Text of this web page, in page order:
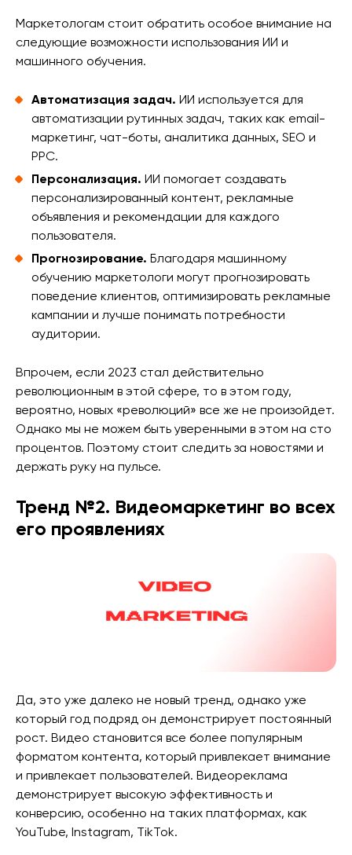
Маркетологам стоит обратить особое внимание на
следующие возможности использования ИИ и
машинного обучения.
Автоматизация задач. ИИ используется для
автоматизации рутинных задач, таких как email-
маркетинг, чат-боты, аналитика данных, SEO и
PPC.
Персонализация. ИИ помогает создавать
персонализированный контент, рекламные
объявления и рекомендации для каждого
пользователя.
Прогнозирование. Благодаря машинному
обучению маркетологи могут прогнозировать
поведение клиентов, оптимизировать рекламные
кампании и лучше понимать потребности
аудитории.
Впрочем, если 2023 стал действительно
революционным в этой сфере, то в этом году,
вероятно, новых «революций» все же не произойдет.
Однако мы не можем быть уверенными в этом на сто
процентов. Поэтому стоит следить за новостями и
держать руку на пульсе.
Тренд №2. Видеомаркетинг во всех
его проявлениях
Да, это уже далеко не новый тренд, однако уже
который год подряд он демонстрирует постоянный
рост. Видео становится все более популярным
форматом контента, который привлекает внимание
и привлекает пользователей. Видеореклама
демонстрирует высокую эффективность и
конверсию, особенно на таких платформах, как
YouTube, Instagram, TikTok.